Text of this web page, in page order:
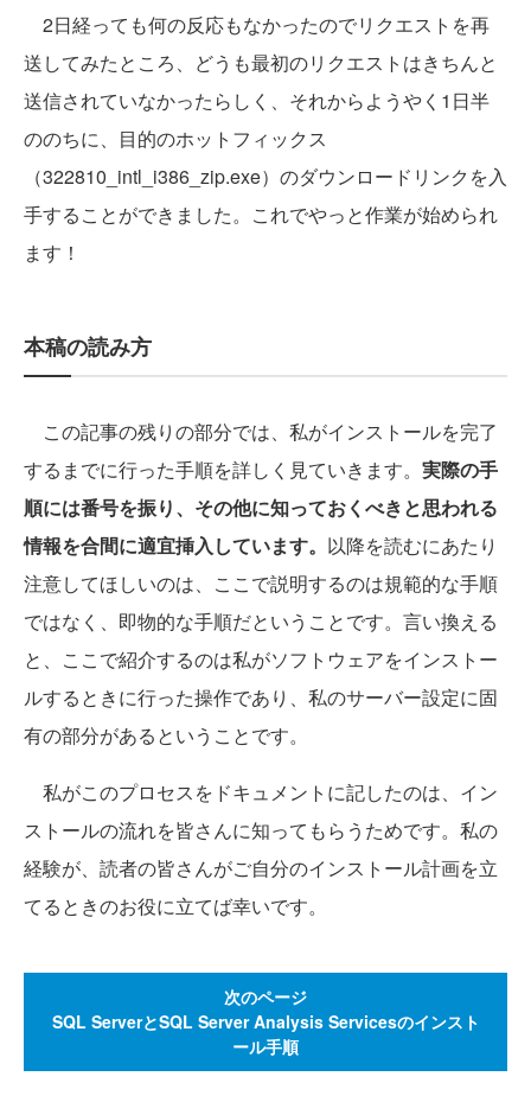
2日経っても何の反応もなかったのでリクエストを再
送してみたところ、どうも最初のリクエストはきちんと
送信されていなかったらしく、それからようやく1日半
ののちに、目的のホットフィックス
（322810_intl_i386_zip.exe）のダウンロードリンクを入
手することができました。これでやっと作業が始められ
ます！
本稿の読み方
この記事の残りの部分では、私がインストールを完了
するまでに行った手順を詳しく見ていきます。 実際の手
順には番号を振り、その他に知っておくべきと思われる
情報を合間に適宜挿入しています。 以降を読むにあたり
注意してほしいのは、ここで説明するのは規範的な手順
ではなく、即物的な手順だということです。言い換える
と、ここで紹介するのは私がソフトウェアをインストー
ルするときに行った操作であり、私のサーバー設定に固
有の部分があるということです。
私がこのプロセスをドキュメントに記したのは、イン
ストールの流れを皆さんに知ってもらうためです。私の
経験が、読者の皆さんがご自分のインストール計画を立
てるときのお役に立てば幸いです。
次のページ
SQL ServerとSQL Server Analysis Servicesのインスト
ール手順